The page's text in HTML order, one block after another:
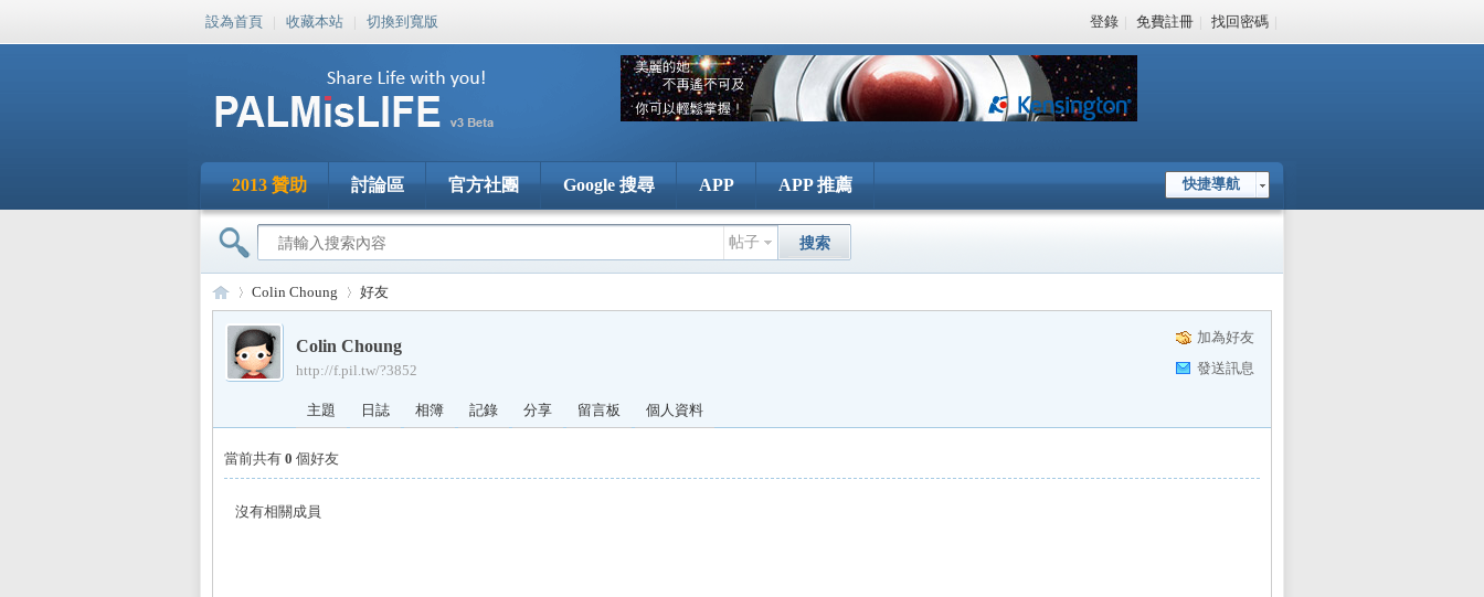
設為首頁 | 收藏本站 | 切換到寬版 登錄 | 免費註冊 | 找回密碼 |
快捷導航
2013 贊助 討論區 官方社團 Google 搜尋 APP APP 推薦
帖子 搜索
PA›
Colin Choung 好友
加為好友
發送訊息
Colin Choung
http://f.pil.tw/?3852
主題 日誌 相簿 記錄 分享 留言板 個人資料
當前共有 0 個好友
沒有相關成員